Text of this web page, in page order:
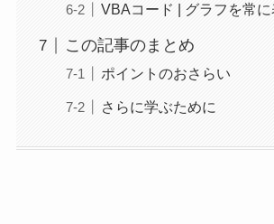
VBAコード | グラフを常に
この記事のまとめ
ポイントのおさらい
さらに学ぶために